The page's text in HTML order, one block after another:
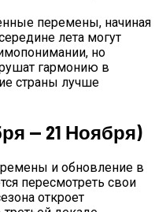
перемены, начиная
лета могут
но
гармонию в
страны лучше
— 21 Ноября)
и обновление в
пересмотреть свои
откроет